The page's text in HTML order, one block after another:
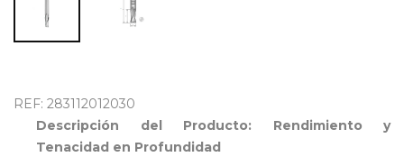
REF: 283112012030
Descripción del Producto: Rendimiento y
Tenacidad en Profundidad